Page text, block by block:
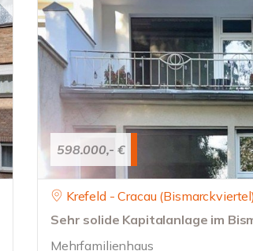
598.000,- €
Krefeld - Cracau (Bismarckviertel)
Sehr solide Kapitalanlage im
Mehrfamilienhaus